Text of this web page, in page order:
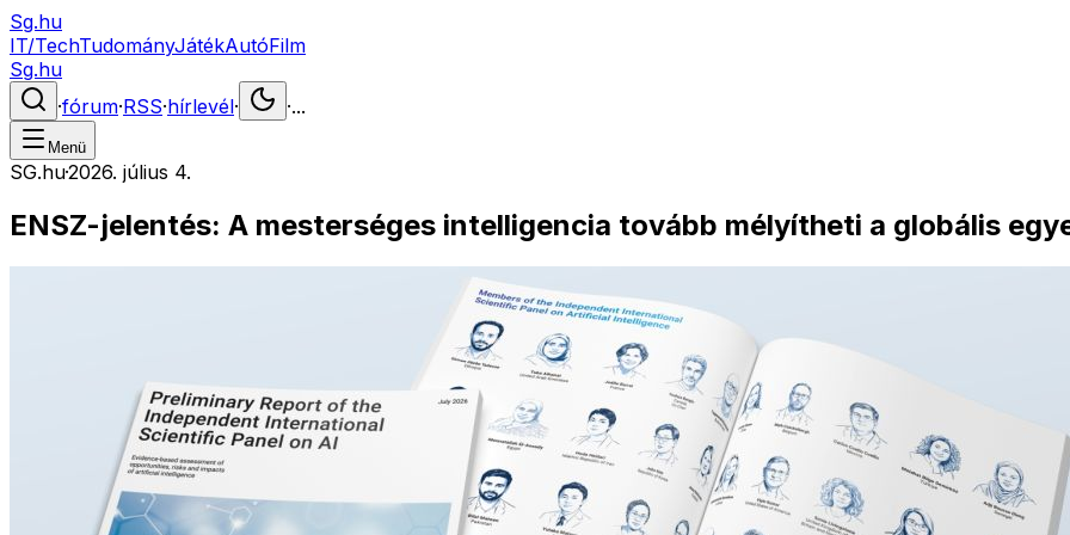
Sg.hu
IT/TechTudományJátékAutóFilm
Sg.hu
·fórum·RSS·hírlevél· ·...
Menü
SG.hu·2026. július 4.
ENSZ-jelentés: A mesterséges intelligencia tovább mélyítheti a globális